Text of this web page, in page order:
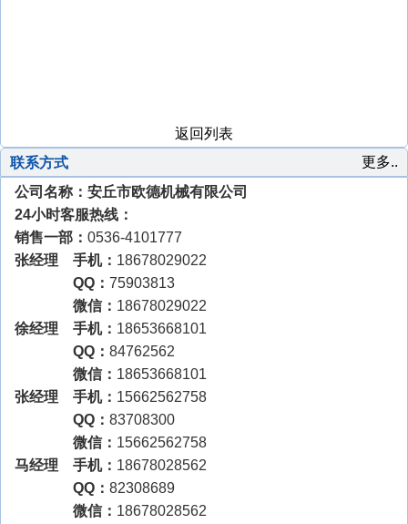
返回列表
更多..
联系方式
公司名称：安丘市欧德机械有限公司
24小时客服热线：
销售一部： 0536-4101777
张经理 手机： 18678029022
QQ： 75903813
微信： 18678029022
徐经理 手机： 18653668101
QQ： 84762562
微信： 18653668101
张经理 手机： 15662562758
QQ： 83708300
微信： 15662562758
马经理 手机： 18678028562
QQ： 82308689
微信： 18678028562